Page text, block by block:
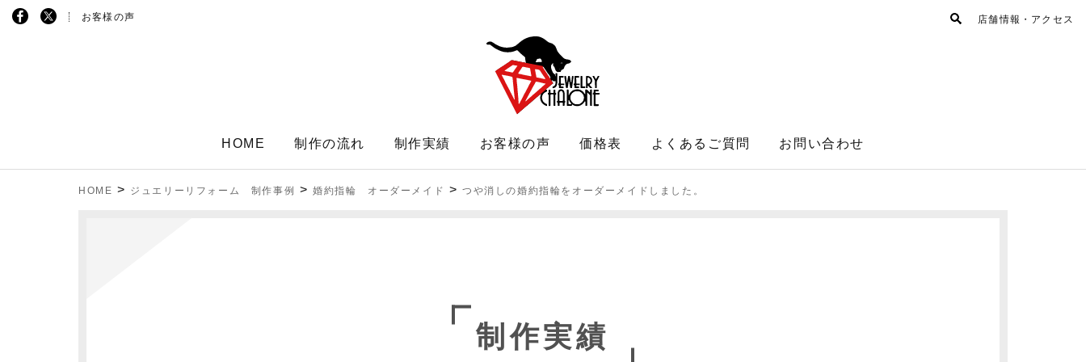
お客様の声 店舗情報・アクセス
HOME 制作の流れ 制作実績 お客様の声 価格表 よくあるご質問 お問い合わせ
HOME > ジュエリーリフォーム 制作事例 >婚約指輪 オーダーメイド >つや消しの婚約指輪をオーダーメイドしました。
制作実績